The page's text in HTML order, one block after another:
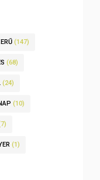
(147)
(68)
(24)
(10)
(1)